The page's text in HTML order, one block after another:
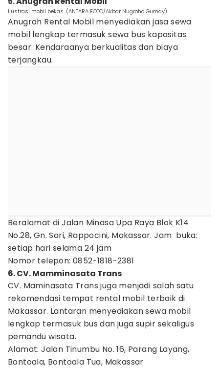
Ilustrasi mobil bekas. (ANTARA FOTO/Akbar Nugroho Gumay)
Anugrah Rental Mobil menyediakan jasa sewa
mobil lengkap termasuk sewa bus kapasitas
besar. Kendaraanya berkualitas dan biaya
terjangkau.
Beralamat di Jalan Minasa Upa Raya Blok K14
No.28, Gn. Sari, Rappocini, Makassar. Jam buka:
setiap hari selama 24 jam
Nomor telepon: 0852-1818-2381
6. CV. Mamminasata Trans
CV. Maminasata Trans juga menjadi salah satu
rekomendasi tempat rental mobil terbaik di
Makassar. Lantaran menyediakan sewa mobil
lengkap termasuk bus dan juga supir sekaligus
pemandu wisata.
Alamat: Jalan Tinumbu No. 16, Parang Layang,
Bontoala, Bontoala Tua, Makassar